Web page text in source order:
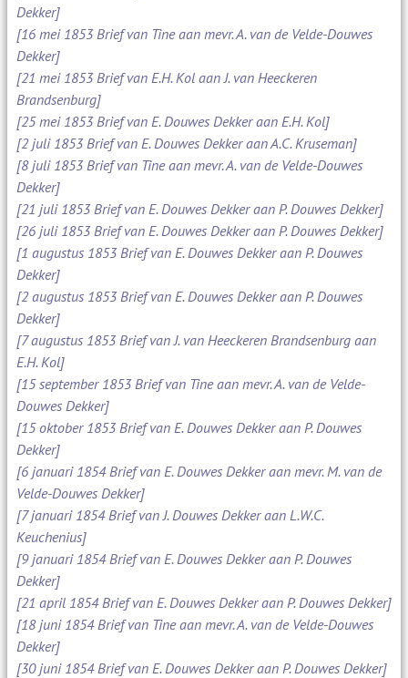
Dekker]
[16 mei 1853 Brief van Tine aan mevr. A. van de Velde-Douwes
Dekker]
[21 mei 1853 Brief van E.H. Kol aan J. van Heeckeren
Brandsenburg]
[25 mei 1853 Brief van E. Douwes Dekker aan E.H. Kol]
[2 juli 1853 Brief van E. Douwes Dekker aan A.C. Kruseman]
[8 juli 1853 Brief van Tine aan mevr. A. van de Velde-Douwes
Dekker]
[21 juli 1853 Brief van E. Douwes Dekker aan P. Douwes Dekker]
[26 juli 1853 Brief van E. Douwes Dekker aan P. Douwes Dekker]
[1 augustus 1853 Brief van E. Douwes Dekker aan P. Douwes
Dekker]
[2 augustus 1853 Brief van E. Douwes Dekker aan P. Douwes
Dekker]
[7 augustus 1853 Brief van J. van Heeckeren Brandsenburg aan
E.H. Kol]
[15 september 1853 Brief van Tine aan mevr. A. van de Velde-
Douwes Dekker]
[15 oktober 1853 Brief van E. Douwes Dekker aan P. Douwes
Dekker]
[6 januari 1854 Brief van E. Douwes Dekker aan mevr. M. van de
Velde-Douwes Dekker]
[7 januari 1854 Brief van J. Douwes Dekker aan L.W.C.
Keuchenius]
[9 januari 1854 Brief van E. Douwes Dekker aan P. Douwes
Dekker]
[21 april 1854 Brief van E. Douwes Dekker aan P. Douwes Dekker]
[18 juni 1854 Brief van Tine aan mevr. A. van de Velde-Douwes
Dekker]
[30 juni 1854 Brief van E. Douwes Dekker aan P. Douwes Dekker]